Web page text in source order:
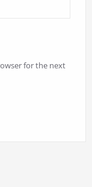
for the next